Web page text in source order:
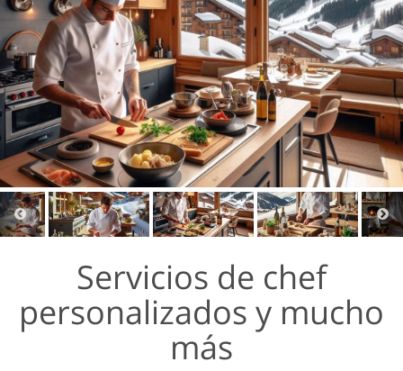
Servicios de chef
personalizados y mucho
más